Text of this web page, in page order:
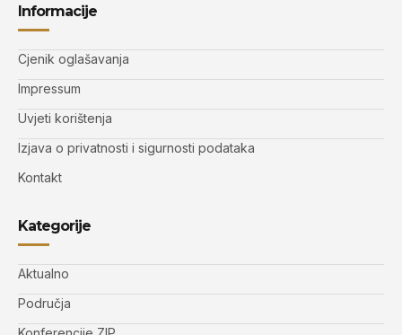
Informacije
Cjenik oglašavanja
Impressum
Uvjeti korištenja
Izjava o privatnosti i sigurnosti podataka
Kontakt
Kategorije
Aktualno
Područja